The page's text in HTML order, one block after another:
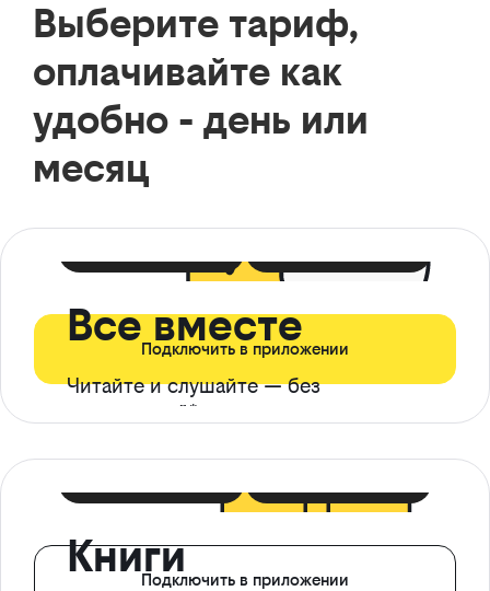
Выберите тариф,
оплачивайте как
удобно - день или
месяц
Все вместе
Читайте и слушайте — без
ограничений*
Подключить в приложении
КнигиПодключить в приложении